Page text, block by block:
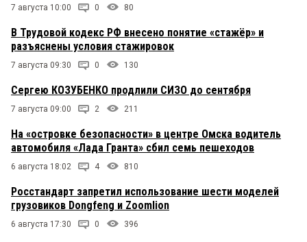
7 августа 10:00 0 80
В Трудовой кодекс РФ внесено понятие «стажёр» и
разъяснены условия стажировок
7 августа 09:30 0 130
Сергею КОЗУБЕНКО продлили СИЗО до сентября
7 августа 09:00 2 211
На «островке безопасности» в центре Омска водитель
автомобиля «Лада Гранта» сбил семь пешеходов
6 августа 18:02 4 810
Росстандарт запретил использование шести моделей
грузовиков Dongfeng и Zoomlion
6 августа 17:30 0 396